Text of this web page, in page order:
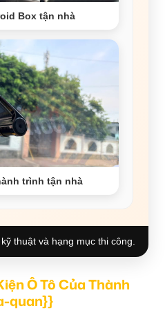
Box tận nhà
trình tận nhà
thuật và hạng mục thi công.
Ô Tô Của Thành
quan}}